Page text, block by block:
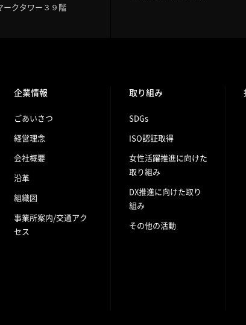
ークタワー３９階
企業情報
ごあいさつ
経営理念
会社概要
沿革
組織図
事業所案内/交通アク
セス
取り組み
SDGs
ISO認証取得
女性活躍推進に向けた
取り組み
DX推進に向けた取り
組み
その他の活動